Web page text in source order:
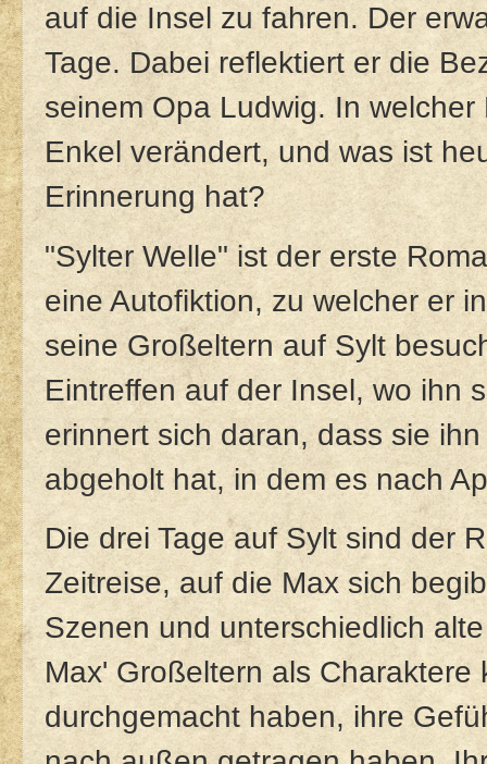
auf die Insel zu fahren. Der
Tage. Dabei reflektiert er die
seinem Opa Ludwig. In
Enkel verändert, und was ist
Erinnerung hat?
"Sylter Welle" ist der erste
eine Autofiktion, zu welcher er
seine Großeltern auf Sylt
Eintreffen auf der Insel, wo ihn
erinnert sich daran, dass sie
abgeholt hat, in dem es nach
Die drei Tage auf Sylt sind der
Zeitreise, auf die Max sich
Szenen und unterschiedlich
Max' Großeltern als
durchgemacht haben, ihre